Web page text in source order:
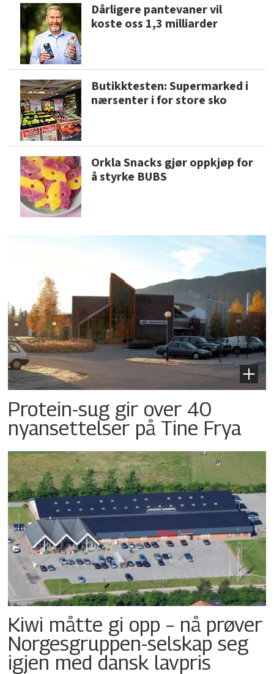
Dårligere pantevaner vil
koste oss 1,3 milliarder
Butikktesten: Supermarked i
nærsenter i for store sko
Orkla Snacks gjør oppkjøp for
å styrke BUBS
Protein-sug gir over 40
nyansettelser på Tine Frya
Kiwi måtte gi opp – nå prøver
Norgesgruppen-selskap seg
igjen med dansk lavpris